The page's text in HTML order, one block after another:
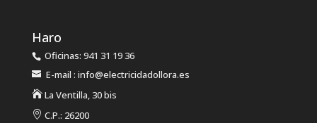
Haro
Oficinas: 941 31 19 36
E-mail : info@electricidadollora.es
La Ventilla, 30 bis
 C.P.: 26200